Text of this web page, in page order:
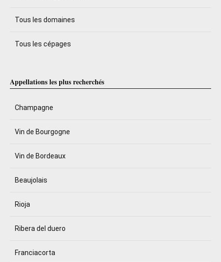
Tous les domaines
Tous les cépages
Appellations les plus recherchés
Champagne
Vin de Bourgogne
Vin de Bordeaux
Beaujolais
Rioja
Ribera del duero
Franciacorta